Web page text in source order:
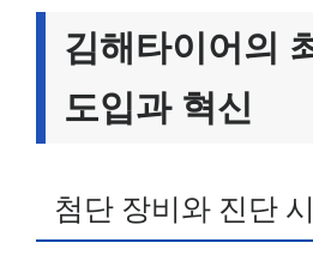
김해타이어의
도입과 혁신
첨단 장비와 진단